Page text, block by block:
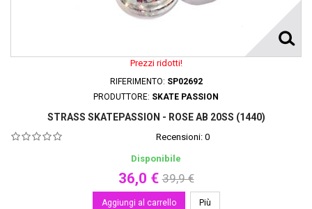
Prezzi ridotti!
RIFERIMENTO: SP02692
PRODUTTORE: SKATE PASSION
STRASS SKATEPASSION - ROSE AB 20SS (1440)
Recensioni: 0
Disponibile
36,0 € 39,9 €
Aggiungi al carrello Più